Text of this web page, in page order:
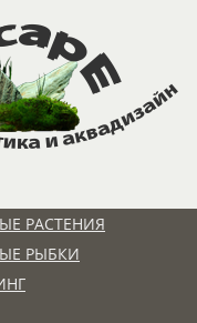
РАСТЕНИЯ
РЫБКИ